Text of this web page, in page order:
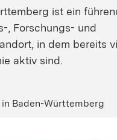
ist ein
, Forschungs- und
in dem bereits
aktiv sind.
Baden-Württemberg